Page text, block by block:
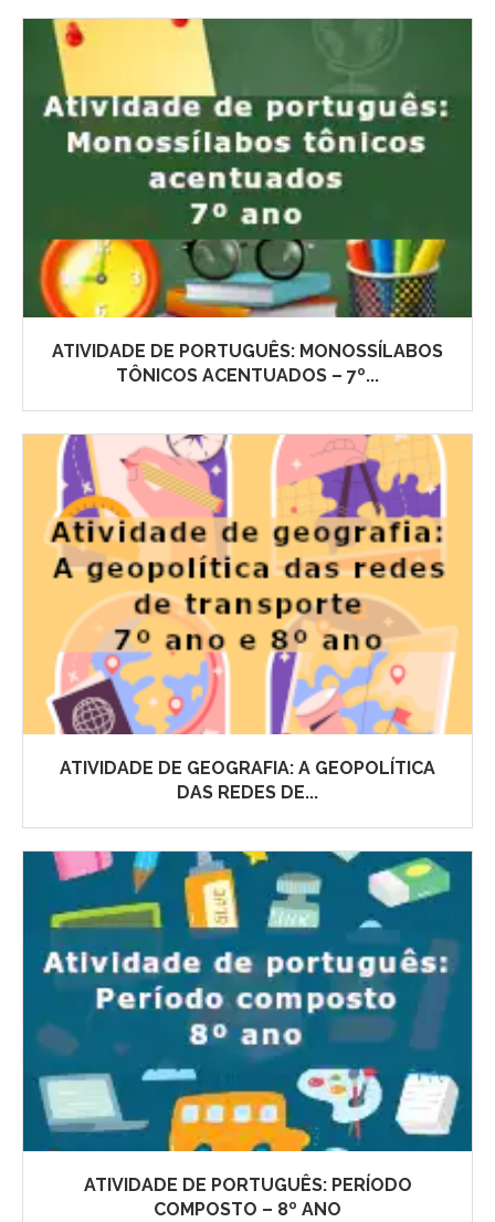
ATIVIDADE DE PORTUGUÊS: MONOSSÍLABOS
TÔNICOS ACENTUADOS – 7º...
ATIVIDADE DE GEOGRAFIA: A GEOPOLÍTICA
DAS REDES DE...
ATIVIDADE DE PORTUGUÊS: PERÍODO
COMPOSTO – 8º ANO